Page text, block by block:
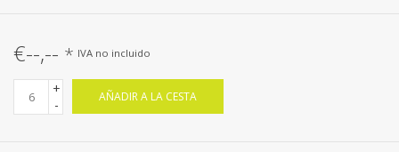
€--,-- * IVA no incluido
+
-
AÑADIR A LA CESTA